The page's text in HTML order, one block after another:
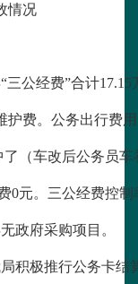
情况
三公经费”合计
护费。公务出行费
（车改后公务员
0元。三公经费控制
政府采购项目。
积极推行公务卡